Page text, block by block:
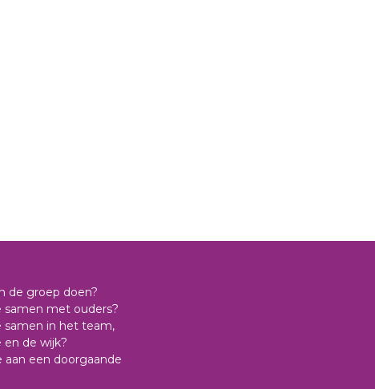
de groep doen?
samen met ouders?
samen in het team,
en de wijk?
aan een doorgaande